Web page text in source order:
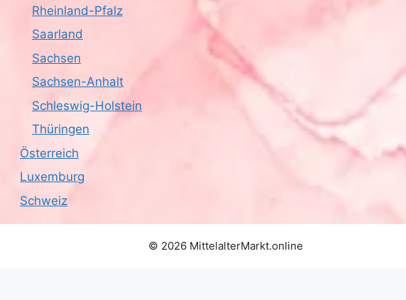
Rheinland-Pfalz
Saarland
Sachsen
Sachsen-Anhalt
Schleswig-Holstein
Thüringen
Österreich
Luxemburg
Schweiz
© 2026 MittelalterMarkt.online